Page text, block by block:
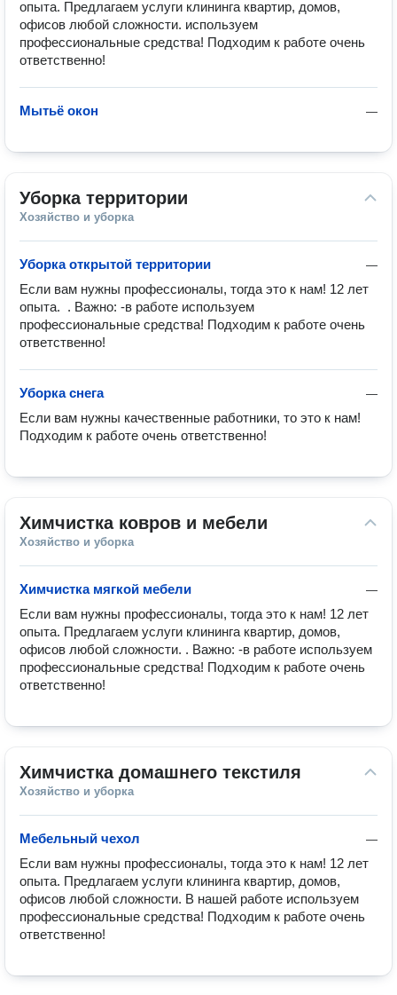
опыта. Предлагаем услуги клининга квартир, домов,
офисов любой сложности. используем
профессиональные средства! Подходим к работе очень
ответственно!
—
Мытьё окон
Уборка территории
Хозяйство и уборка
—
Уборка открытой территории
Если вам нужны профессионалы, тогда это к нам! 12 лет
опыта.  . Важно: -в работе используем
профессиональные средства! Подходим к работе очень
ответственно!
—
Уборка снега
Если вам нужны качественные работники, то это к нам!
Подходим к работе очень ответственно!
Химчистка ковров и мебели
Хозяйство и уборка
—
Химчистка мягкой мебели
Если вам нужны профессионалы, тогда это к нам! 12 лет
опыта. Предлагаем услуги клининга квартир, домов,
офисов любой сложности. . Важно: -в работе используем
профессиональные средства! Подходим к работе очень
ответственно!
Химчистка домашнего текстиля
Хозяйство и уборка
—
Мебельный чехол
Если вам нужны профессионалы, тогда это к нам! 12 лет
опыта. Предлагаем услуги клининга квартир, домов,
офисов любой сложности. В нашей работе используем
профессиональные средства! Подходим к работе очень
ответственно!